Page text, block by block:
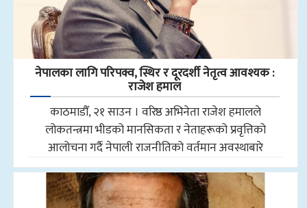
नेपालका लागि परिपक्व, स्थिर र दूरदर्शी नेतृत्व आवश्यक :
राजेश हमाल
काठमाडौँ, २१ साउन । वरिष्ठ अभिनेता राजेश हमालले
लोकतन्त्रमा भीडको मानसिकता र नेताहरूको प्रवृत्तिको
आलोचना गर्दै नेपाली राजनीतिको वर्तमान अवस्थाबारे